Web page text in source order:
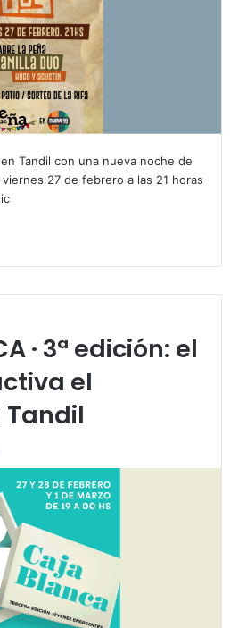
Tandil con una nueva noche de
27 de febrero a las 21 horas
· 3ª edición: el
el
Tandil